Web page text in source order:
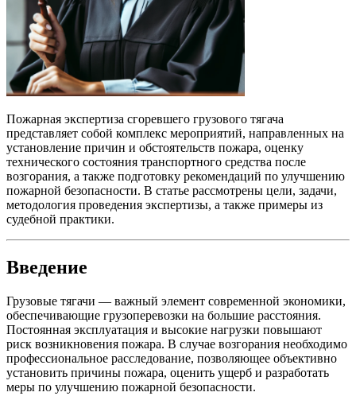
Пожарная экспертиза сгоревшего грузового тягача
представляет собой комплекс мероприятий, направленных на
установление причин и обстоятельств пожара, оценку
технического состояния транспортного средства после
возгорания, а также подготовку рекомендаций по улучшению
пожарной безопасности. В статье рассмотрены цели, задачи,
методология проведения экспертизы, а также примеры из
судебной практики.
Введение
Грузовые тягачи — важный элемент современной экономики,
обеспечивающие грузоперевозки на большие расстояния.
Постоянная эксплуатация и высокие нагрузки повышают
риск возникновения пожара. В случае возгорания необходимо
профессиональное расследование, позволяющее объективно
установить причины пожара, оценить ущерб и разработать
меры по улучшению пожарной безопасности.